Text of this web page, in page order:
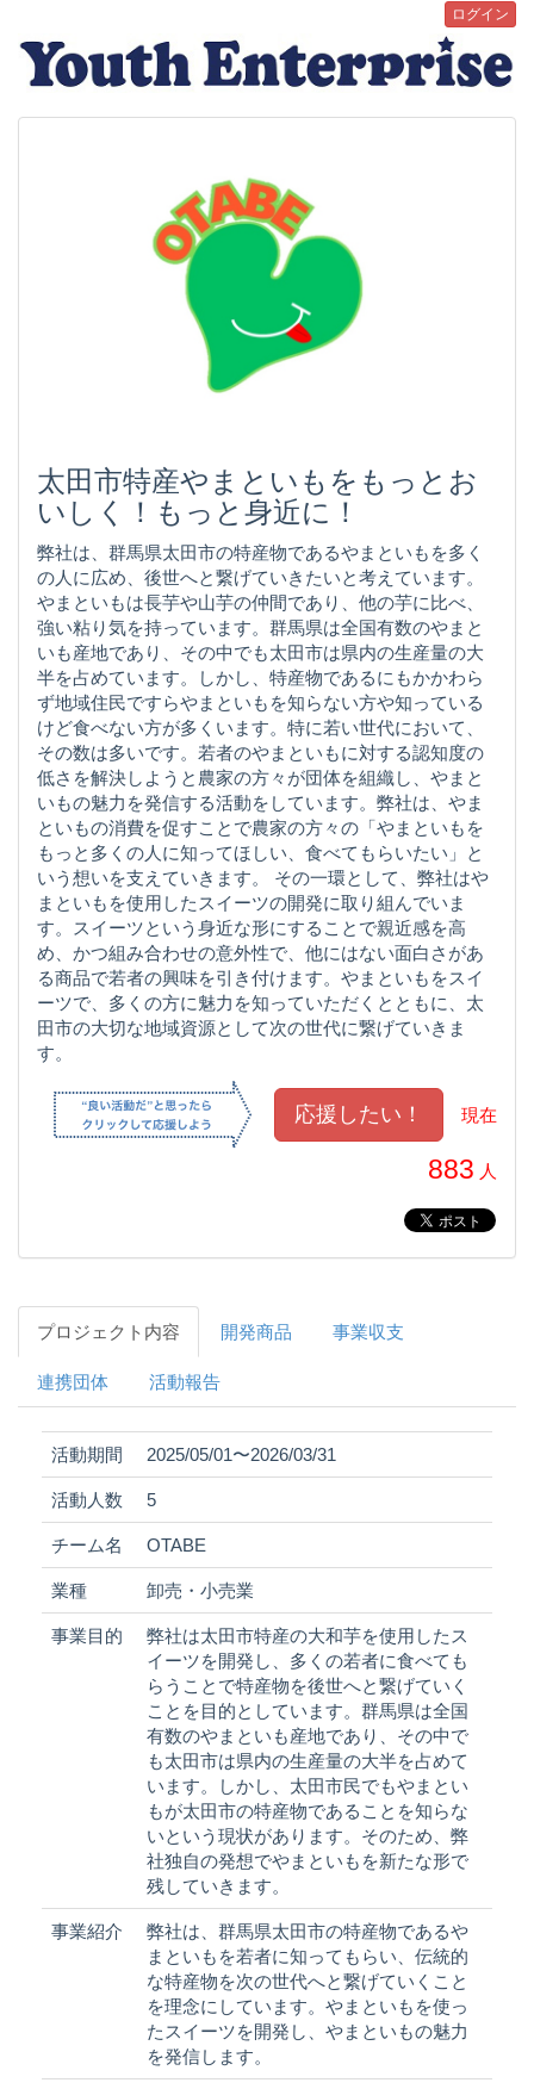
ログイン
太田市特産やまといもをもっとお
いしく！もっと身近に！
弊社は、群馬県太田市の特産物であるやまといもを多く
の人に広め、後世へと繋げていきたいと考えています。
やまといもは長芋や山芋の仲間であり、他の芋に比べ、
強い粘り気を持っています。群馬県は全国有数のやまと
いも産地であり、その中でも太田市は県内の生産量の大
半を占めています。しかし、特産物であるにもかかわら
ず地域住民ですらやまといもを知らない方や知っている
けど食べない方が多くいます。特に若い世代において、
その数は多いです。若者のやまといもに対する認知度の
低さを解決しようと農家の方々が団体を組織し、やまと
いもの魅力を発信する活動をしています。弊社は、やま
といもの消費を促すことで農家の方々の「やまといもを
もっと多くの人に知ってほしい、食べてもらいたい」と
いう想いを支えていきます。 その一環として、弊社はや
まといもを使用したスイーツの開発に取り組んでいま
す。スイーツという身近な形にすることで親近感を高
め、かつ組み合わせの意外性で、他にはない面白さがあ
る商品で若者の興味を引き付けます。やまといもをスイ
ーツで、多くの方に魅力を知っていただくとともに、太
田市の大切な地域資源として次の世代に繋げていきま
す。
現在
883 人
プロジェクト内容 開発商品 事業収支
連携団体 活動報告
活動期間 2025/05/01〜2026/03/31
活動人数 5
チーム名 OTABE
業種 卸売・小売業
事業目的
弊社は太田市特産の大和芋を使用したス
イーツを開発し、多くの若者に食べても
らうことで特産物を後世へと繋げていく
ことを目的としています。群馬県は全国
有数のやまといも産地であり、その中で
も太田市は県内の生産量の大半を占めて
います。しかし、太田市民でもやまとい
もが太田市の特産物であることを知らな
いという現状があります。そのため、弊
社独自の発想でやまといもを新たな形で
残していきます。
事業紹介
弊社は、群馬県太田市の特産物であるや
まといもを若者に知ってもらい、伝統的
な特産物を次の世代へと繋げていくこと
を理念にしています。やまといもを使っ
たスイーツを開発し、やまといもの魅力
を発信します。